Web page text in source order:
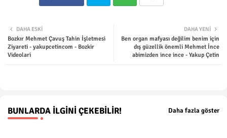
ter tsap
DAHA YENI
Ben organ mafyası değilim benim için
dış güzellik önemli Mehmet İnce
abimizden ince ince - Yakup Çetin
DAHA ESKI
Bozkır Mehmet Çavuş Tahin İşletmesi
Ziyareti - yakupcetincom - Bozkir
Videolari
BUNLARDA İLGINI ÇEKEBILIR! Daha fazla göster